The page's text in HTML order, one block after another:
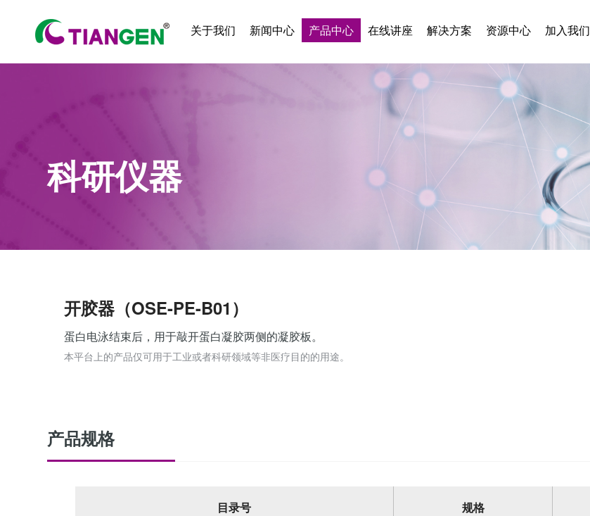
关于我们 新闻中心 产品中心 在线讲座 解决方案 资源中心 加入我们
科研仪器
开胶器（OSE-PE-B01）
蛋白电泳结束后，用于敲开蛋白凝胶两侧的凝胶板。
本平台上的产品仅可用于工业或者科研领域等非医疗目的的用途。
产品规格
目录号 规格